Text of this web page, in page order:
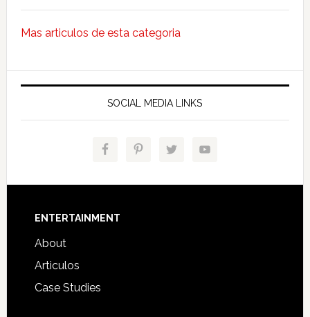
Mas articulos de esta categoria
SOCIAL MEDIA LINKS
Footer
ENTERTAINMENT
About
Articulos
Case Studies